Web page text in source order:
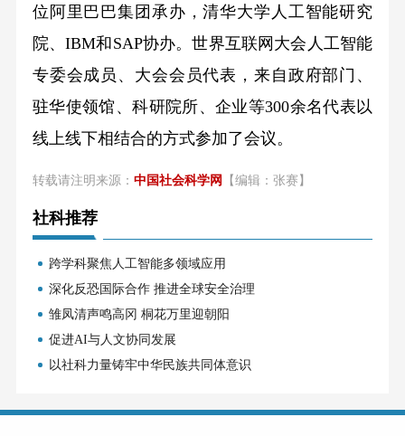
位阿里巴巴集团承办，清华大学人工智能研究
院、IBM和SAP协办。世界互联网大会人工智能
专委会成员、大会会员代表，来自政府部门、
驻华使领馆、科研院所、企业等300余名代表以
线上线下相结合的方式参加了会议。
转载请注明来源： 中国社会科学网 【编辑：张赛】
社科推荐
跨学科聚焦人工智能多领域应用
深化反恐国际合作 推进全球安全治理
雏凤清声鸣高冈 桐花万里迎朝阳
促进AI与人文协同发展
以社科力量铸牢中华民族共同体意识